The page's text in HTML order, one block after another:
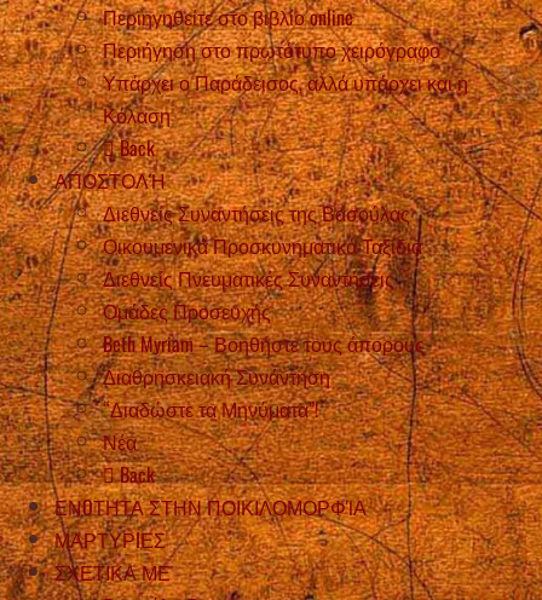
Περιηγηθείτε στο βιβλίο online
Περιήγηση στο πρωτότυπο χειρόγραφο
Υπάρχει ο Παράδεισος, αλλά υπάρχει και η
Κόλαση
Back
ΑΠΟΣΤΟΛΉ
Διεθνείς Συναντήσεις της Βασούλας
Οικουμενικά Προσκυνηματικά Ταξίδια
Διεθνείς Πνευματικές Συναντήσεις
Ομάδες Προσευχής
Beth Myriam – Βοηθήστε τους άπορους
Διαθρησκειακή Συνάντηση
“Διαδώστε τα Μηνύματα”!
Νέα
Back
ΕΝOΤΗΤΑ ΣΤΗΝ ΠΟΙΚΙΛΟΜΟΡΦΊΑ
ΜΑΡΤΥΡIΕΣ
ΣΧΕΤΙΚΑ ΜΕ